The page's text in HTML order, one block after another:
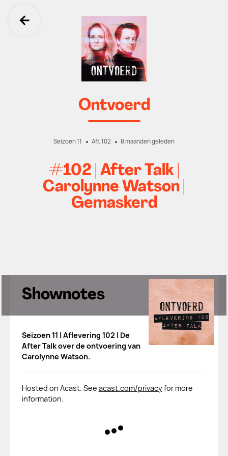
Ga terug
Ontvoerd
Seizoen 11 Afl. 102 8 maanden geleden
#102 | After Talk |
Carolynne Watson |
Gemaskerd
Shownotes
Seizoen 11 | Aflevering 102 | De
After Talk over de ontvoering van
Carolynne Watson.
Hosted on Acast. See acast.com/privacyfor more
information.